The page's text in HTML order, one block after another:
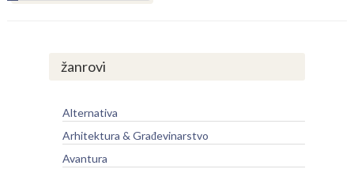
žanrovi
Alternativa
Arhitektura & Građevinarstvo
Avantura